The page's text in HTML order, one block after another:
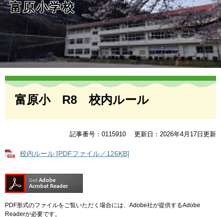
富原小学校
本
富原小 R8 校内ルール
記事番号：0115910 更新日：2026年4月17日更新
校内ルール [PDFファイル／126KB]
PDF形式のファイルをご覧いただく場合には、Adobe社が提供するAdobe
Readerが必要です。